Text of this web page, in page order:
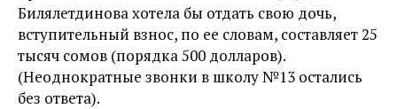
Билялетдинова хотела бы отдать свою дочь,
вступительный взнос, по ее словам, составляет 25
тысяч сомов (порядка 500 долларов).
(Неоднократные звонки в школу №13 остались
без ответа).